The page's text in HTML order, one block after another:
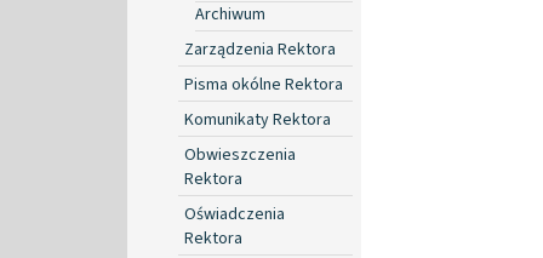
Archiwum
Zarządzenia Rektora
Pisma okólne Rektora
Komunikaty Rektora
Obwieszczenia
Rektora
Oświadczenia
Rektora